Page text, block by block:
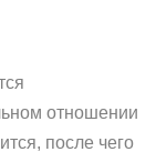
отношении
после чего